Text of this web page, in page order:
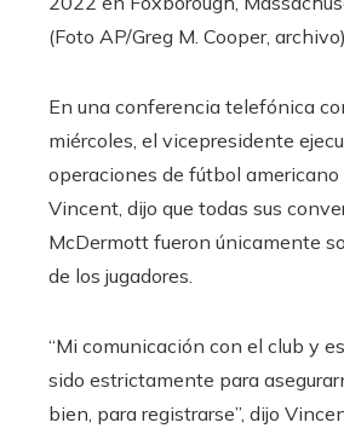
(Foto AP/Greg M. Cooper, archivo)
En una conferencia telefónica
miércoles, el vicepresidente
operaciones de fútbol americano
Vincent, dijo que todas sus
McDermott fueron únicamente
de los jugadores.
“Mi comunicación con el club y
sido estrictamente para
bien, para registrarse”, dijo